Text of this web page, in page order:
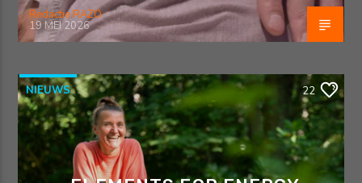
Redactie RAZO
19 MEI 2026
NIEUWS 22